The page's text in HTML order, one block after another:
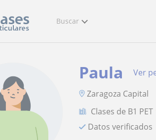
Buscar
Paula
Ver
Zaragoza Capital
Clases de B1 PET
Datos verificados